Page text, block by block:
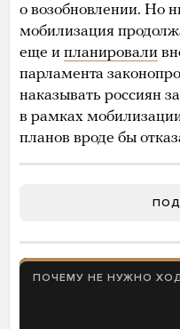
о возобновлении. Но
мобилизация
еще и планировали
парламента
наказывать россиян
в рамках
планов вроде бы
ПОЧЕМУ НЕ НУЖНО